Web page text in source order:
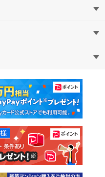
中古マンション
中古一戸建て
土地
教えて！住まいの先生